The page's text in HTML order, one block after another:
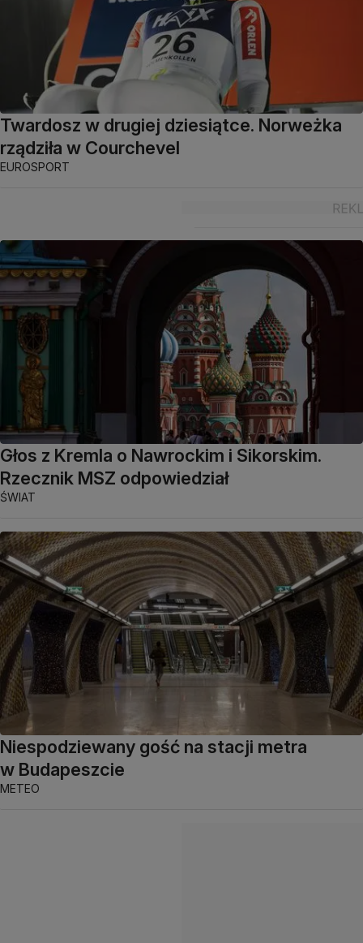
Twardosz w drugiej dziesiątce. Norweżka
rządziła w Courchevel
EUROSPORT
Głos z Kremla o Nawrockim i Sikorskim.
Rzecznik MSZ odpowiedział
ŚWIAT
Niespodziewany gość na stacji metra
w Budapeszcie
METEO